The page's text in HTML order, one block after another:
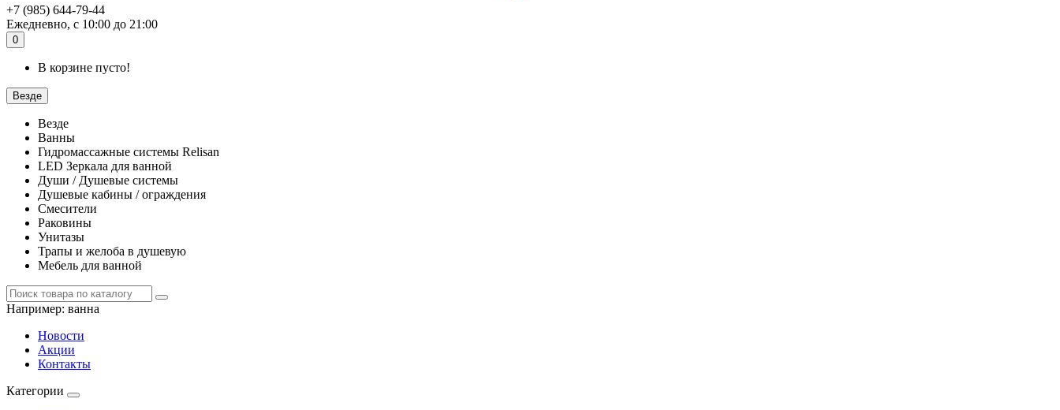
+7 (985) 644-79-44
Ежедневно, с 10:00 до 21:00
0
В корзине пусто!
Везде
Везде
Ванны
Гидромассажные системы Relisan
LED Зеркала для ванной
Души / Душевые системы
Душевые кабины / ограждения
Смесители
Раковины
Унитазы
Трапы и желоба в душевую
Мебель для ванной
Например: ванна
Новости
Акции
Контакты
Категории